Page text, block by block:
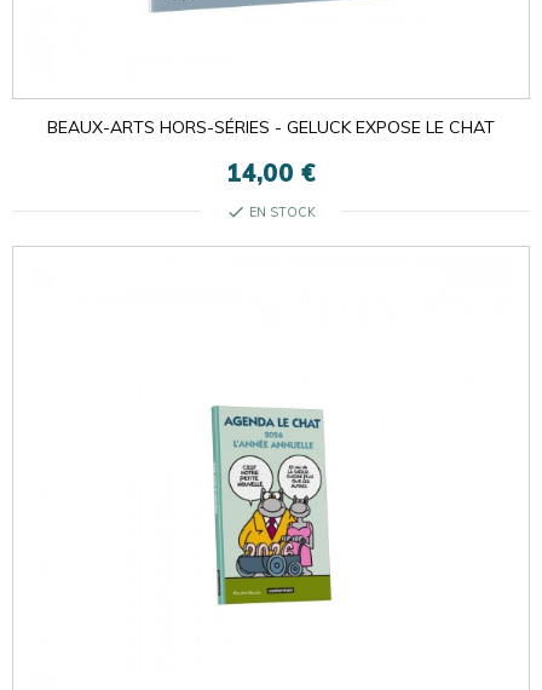
BEAUX-ARTS HORS-SÉRIES - GELUCK EXPOSE LE CHAT
14,00 €
check EN STOCK